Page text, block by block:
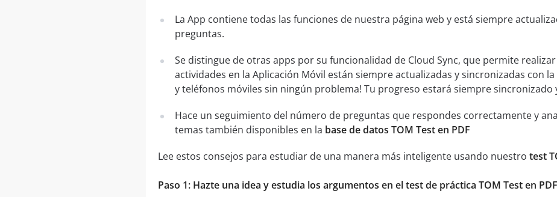
La App contiene todas las funciones de nuestra página web y está siempre
preguntas.
Se distingue de otras apps por su funcionalidad de Cloud Sync, que permite
actividades en la Aplicación Móvil están siempre actualizadas y sincronizadas con
y teléfonos móviles sin ningún problema! Tu progreso estará siempre sincronizado
Hace un seguimiento del número de preguntas que respondes correctamente y
temas también disponibles en la base de datos TOM Test en PDF
Lee estos consejos para estudiar de una manera más inteligente usando nuestro test
Paso 1: Hazte una idea y estudia los argumentos en el test de práctica TOM Test en PDF